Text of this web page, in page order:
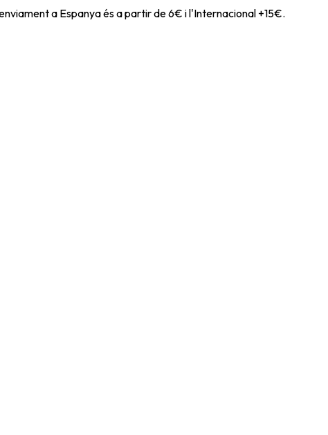
a Espanya és a partir de 6€ i l'Internacional +15€.